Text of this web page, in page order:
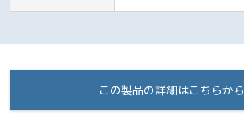
この製品の詳細はこちらから